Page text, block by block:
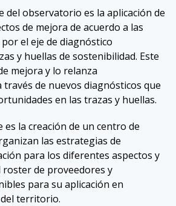
del observatorio es la aplicación de
de mejora de acuerdo a las
el eje de diagnóstico
y huellas de sostenibilidad. Este
mejora y lo relanza
de nuevos diagnósticos que
en las trazas y huellas.
es la creación de un centro de
las estrategias de
para los diferentes aspectos y
roster de proveedores y
para su aplicación en
territorio.